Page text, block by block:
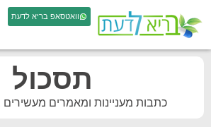
וואטסאפ בריא לדעת
תסכול
כתבות מעניינות ומאמרים